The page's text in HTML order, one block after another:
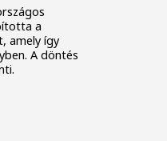
a
amely így
A döntés